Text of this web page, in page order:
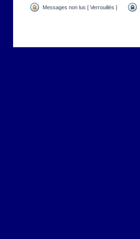
Messages non lus [ Verrouillés ]